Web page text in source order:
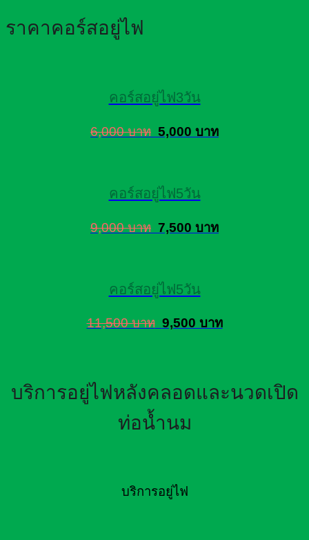
ราคาคอร์สอยู่ไฟ
คอร์สอยู่ไฟ3วัน
6,000 บาท 5,000 บาท
คอร์สอยู่ไฟ5วัน
9,000 บาท 7,500 บาท
คอร์สอยู่ไฟ5วัน
11,500 บาท 9,500 บาท
บริการอยู่ไฟหลังคลอดและนวดเปิด
ท่อน้ำนม
บริการอยู่ไฟ